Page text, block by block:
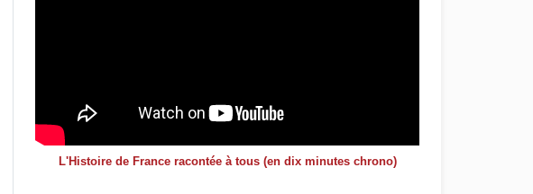
L'Histoire de France racontée à tous (en dix minutes chrono)